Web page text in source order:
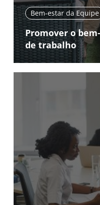
Bem-estar da Equipe
Promover o
de trabalho